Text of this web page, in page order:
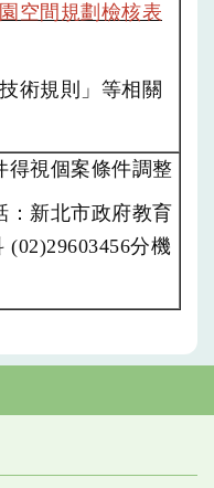
空間規劃檢核表
術規則」等相關
得視個案條件調整
：新北市政府教育
(02)29603456分機